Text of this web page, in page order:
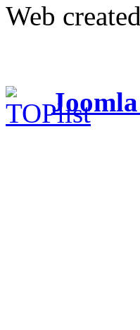
Web created